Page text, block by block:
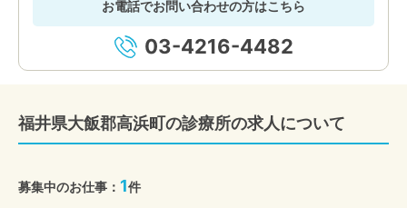
お電話でお問い合わせの方はこちら
03-4216-4482
福井県大飯郡高浜町の診療所の求人について
募集中のお仕事： 1件